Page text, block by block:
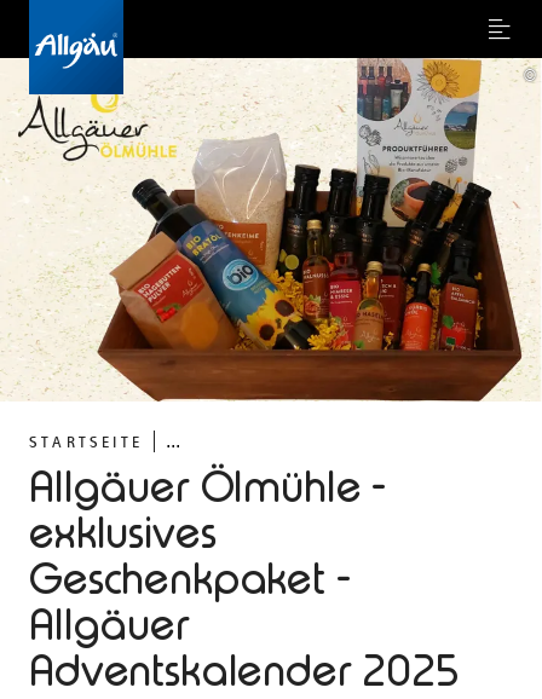
Menu
STARTSEITE ...
Allgäuer Ölmühle -
exklusives
Geschenkpaket -
Allgäuer
Adventskalender 2025
©